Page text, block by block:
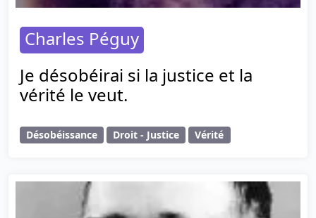
Charles Péguy
Je désobéirai si la justice et la
vérité le veut.
Désobéissance Droit - Justice Vérité